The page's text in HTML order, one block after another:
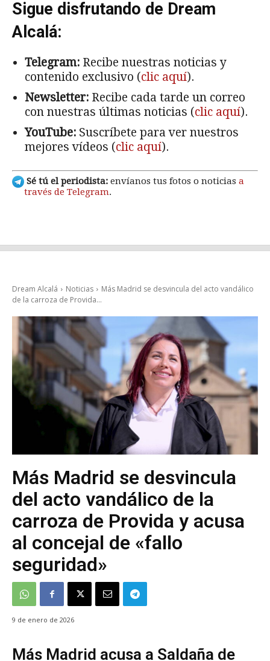
Sigue disfrutando de Dream
Alcalá:
Telegram: Recibe nuestras noticias y
contenido exclusivo (clic aquí).
Newsletter: Recibe cada tarde un correo
con nuestras últimas noticias (clic aquí).
YouTube: Suscríbete para ver nuestros
mejores vídeos (clic aquí).
Sé tú el periodista: envíanos tus fotos o noticias a
través de Telegram.